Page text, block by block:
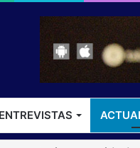
ENTREVISTAS